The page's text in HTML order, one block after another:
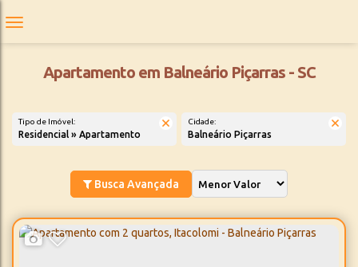
Apartamento em Balneário Piçarras - SC
Tipo de Imóvel:
Residencial » Apartamento
Cidade:
Balneário Piçarras
Busca Avançada